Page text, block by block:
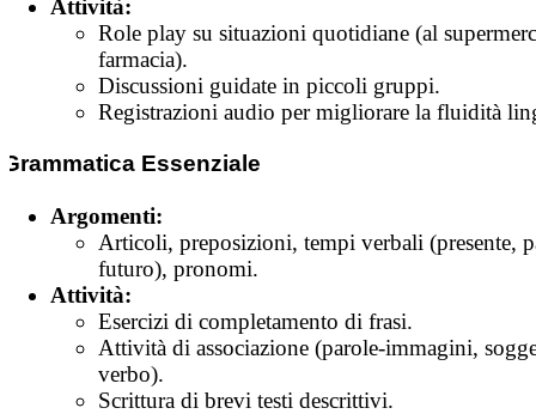
Attività:
Role play su situazioni quotidiane (al
farmacia).
Discussioni guidate in piccoli gruppi.
Registrazioni audio per migliorare la fluidità
Grammatica Essenziale
Argomenti:
Articoli, preposizioni, tempi verbali (presente,
futuro), pronomi.
Attività:
Esercizi di completamento di frasi.
Attività di associazione (parole-immagini,
verbo).
Scrittura di brevi testi descrittivi.